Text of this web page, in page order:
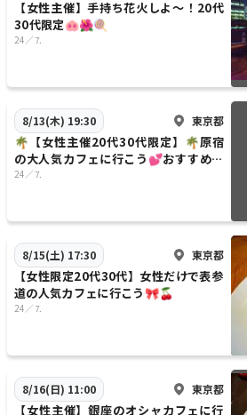
【女性主催】手持ち花火しよ〜！20代
30代限定🐽🌺🍭
24／⒎
8/13(木) 19:30 東京都
🌴【女性主催20代30代限定】🌴原宿
の大人気カフェに行こう💕おすすめは
塩バニラパンケーキ🐱😽
24／⒎
8/15(土) 17:30 東京都
【女性限定20代30代】女性だけで表参
道の人気カフェに行こう🎀🍒
24／⒎
8/16(日) 11:00 東京都
【女性主催】銀座のオシャカフェに行